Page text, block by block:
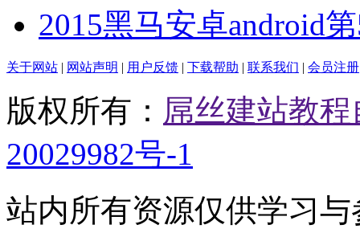
2015黑马安卓android
关于网站 | 网站声明 | 用户反馈 | 下载帮助 | 联系我们 | 会员注册
版权所有： 屌丝建站教
20029982号-1
站内所有资源仅供学习